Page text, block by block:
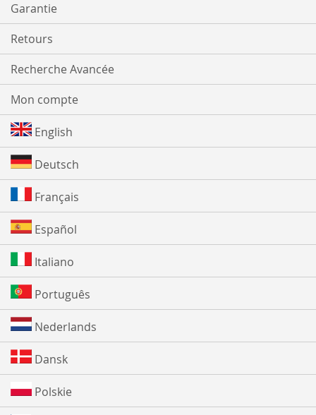
Garantie
Retours
Recherche Avancée
Mon compte
English
Deutsch
Français
Español
Italiano
Português
Nederlands
Dansk
Polskie